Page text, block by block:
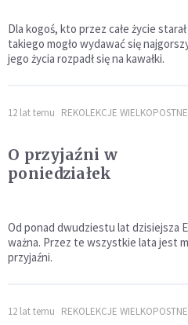
Dla kogoś, kto przez całe życie
takiego mogło wydawać się
jego życia rozpadł się na kawałki.
12 lat temu REKOLEKCJE WIELKOPOSTNE
O przyjaźni w
poniedziałek
Od ponad dwudziestu lat dzisiejsza
ważna. Przez te wszystkie lata jest
przyjaźni.
12 lat temu REKOLEKCJE WIELKOPOSTNE